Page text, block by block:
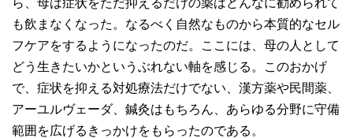
も飲まなくなった。なるべく自然なものから本質的なセル
フケアをするようになったのだ。ここには、母の人として
どう生きたいかというぶれない軸を感じる。このおかげ
で、症状を抑える対処療法だけでない、漢方薬や民間薬、
アーユルヴェーダ、鍼灸はもちろん、あらゆる分野に守備
範囲を広げるきっかけをもらったのである。